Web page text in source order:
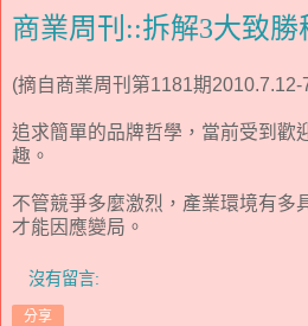
商業周刊::拆解3大致勝
(摘自商業周刊第1181期2010.7.12-
追求簡單的品牌哲學，當前受到歡
趣。
不管競爭多麼激烈，產業環境有多
才能因應變局。
沒有留言:
分享